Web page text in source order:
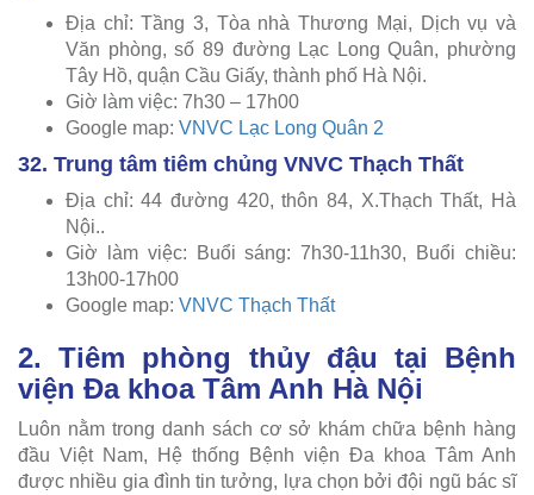
Địa chỉ: Tầng 3, Tòa nhà Thương Mại, Dịch vụ và
Văn phòng, số 89 đường Lạc Long Quân, phường
Tây Hồ, quận Cầu Giấy, thành phố Hà Nội.
Giờ làm việc: 7h30 – 17h00
Google map: VNVC Lạc Long Quân 2
32. Trung tâm tiêm chủng VNVC Thạch Thất
Địa chỉ: 44 đường 420, thôn 84, X.Thạch Thất, Hà
Nội..
Giờ làm việc: Buổi sáng: 7h30-11h30, Buổi chiều:
13h00-17h00
Google map: VNVC Thạch Thất
2. Tiêm phòng thủy đậu tại Bệnh
viện Đa khoa Tâm Anh Hà Nội
Luôn nằm trong danh sách cơ sở khám chữa bệnh hàng
đầu Việt Nam, Hệ thống Bệnh viện Đa khoa Tâm Anh
được nhiều gia đình tin tưởng, lựa chọn bởi đội ngũ bác sĩ